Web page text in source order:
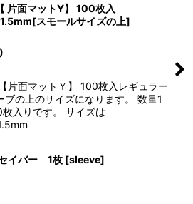
片面マットY】 100枚入
スモールサイズの上]
片面マットＹ】 100枚入レギュラー
ブの上のサイズになります。 数量1
入りです。 サイズは
イバー 1枚 [sleeve]